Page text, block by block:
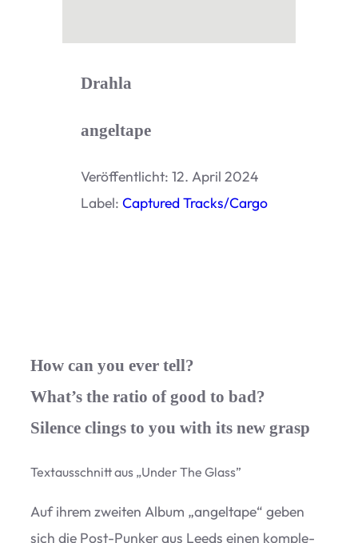
Drahla
angeltape
Ver­öf­fent­licht: 12. April 2024
Label:Cap­tu­red Tracks/​Cargo
How can you ever tell?
What’s the ratio of good to bad?
Silence clings to you with its new grasp
Text­aus­schnitt aus „Under The Glass”
Auf ihrem zwei­ten Album „angel­tape“ geben
sich die Post-Pun­ker aus Leeds einen kom­ple­